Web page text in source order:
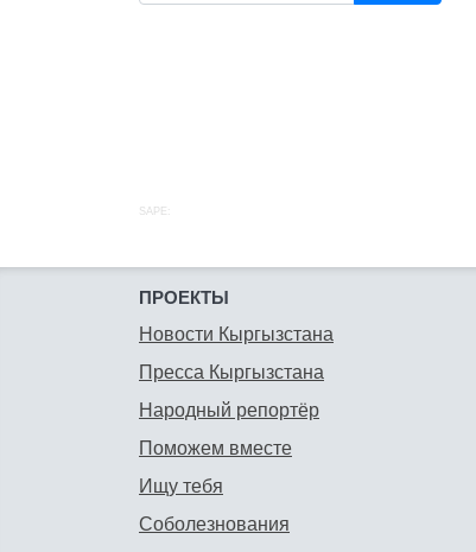
SAPE:
ПРОЕКТЫ
Новости Кыргызстана
Пресса Кыргызстана
Народный репортёр
Поможем вместе
Ищу тебя
Соболезнования